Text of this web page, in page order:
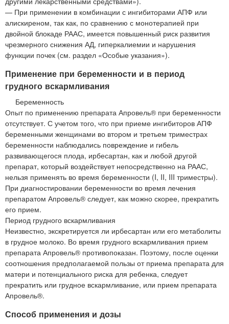
— При применении в комбинации с ингибиторами АПФ или
алискиреном, так как, по сравнению с монотерапией при
двойной блокаде РААС, имеется повышенный риск развития
чрезмерного снижения АД, гиперкалиемии и нарушения
функции почек (см. раздел «Особые указания»).
Применение при беременности и в период
грудного вскармливания
Беременность
Опыт по применению препарата Апровель® при беременности
отсутствует. С учетом того, что при приеме ингибиторов АПФ
беременными женщинами во втором и третьем триместрах
беременности наблюдались повреждение и гибель
развивающегося плода, ирбесартан, как и любой другой
препарат, который воздействует непосредственно на РААС,
нельзя применять во время беременности (I, II, III триместры).
При диагностировании беременности во время лечения
препаратом Апровель® следует, как можно скорее, прекратить
его прием.
Период грудного вскармливания
Неизвестно, экскретируется ли ирбесартан или его метаболиты
в грудное молоко. Во время грудного вскармливания прием
препарата Апровель® противопоказан. Поэтому, после оценки
соотношения предполагаемой пользы от приема препарата для
матери и потенциального риска для ребенка, следует
прекратить или грудное вскармливание, или прием препарата
Апровель®.
Способ применения и дозы